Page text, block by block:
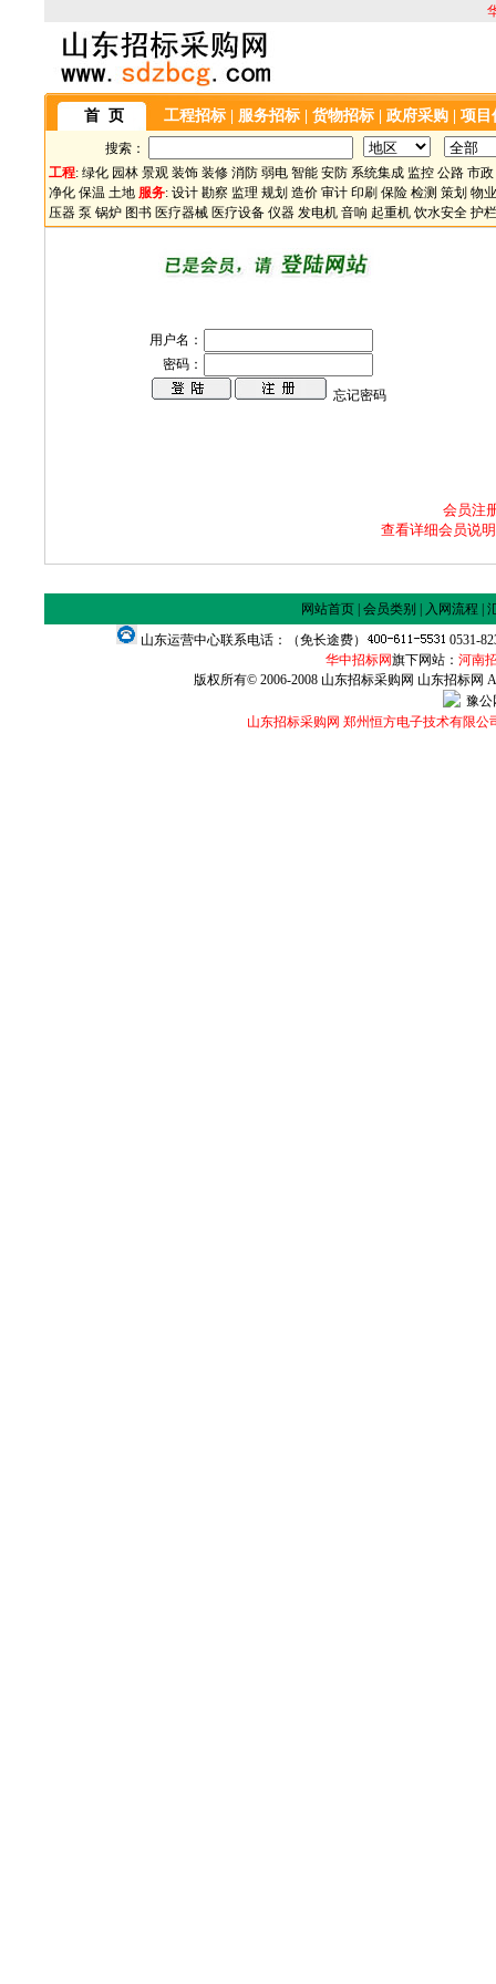
首 页 工程招标 服务招标 货物招标 政府采购 项目
搜索：
工程: 绿化 园林 景观 装饰 装修 消防 弱电 智能 安防 系统集成 监控 公路 市政
净化 保温 土地 服务: 设计 勘察 监理 规划 造价 审计 印刷 保险 检测 策划 物业
压器 泵 锅炉 图书 医疗器械 医疗设备 仪器 发电机 音响 起重机 饮水安全 护栏
用户名：
密码：
忘记密码
会员注
查看详细会员说
网站首页| 会员类别 入网流程
山东运营中心联系电话：（免长途费）
0531-
华中招标网旗下网站： 河南
版权所有© 2006-2008 山东招标采购网 山东招标网
豫公
山东招标采购网 郑州恒方电子技术有限